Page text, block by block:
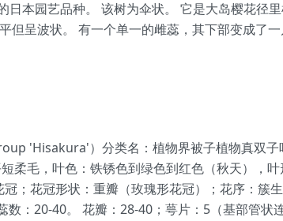
本园艺品种。 该树为伞状。 它是大岛樱花径
呈波状。 有一个单一的雌蕊，其下部变成了
'Hisakura'）分类名：植物界被子植物真双子
柔毛，叶色：铁锈色到绿色到红色（秋天），
；花冠形状：重瓣（玫瑰形花冠）；花序：簇
：20-40。 花瓣：28-40；萼片：5（基部管状